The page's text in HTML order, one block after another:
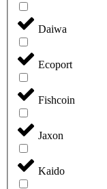
Daiwa
Ecoport
Fishcoin
Jaxon
Kaido